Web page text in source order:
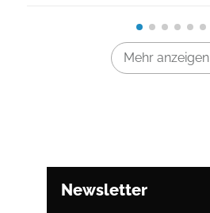
Mehr anzeigen
Newsletter